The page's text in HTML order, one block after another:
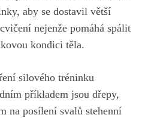
aby se dostavil větší
nejenže pomáhá spálit
kondici těla.
silového tréninku
příkladem jsou dřepy,
na posílení ⁤svalů ⁣stehenní